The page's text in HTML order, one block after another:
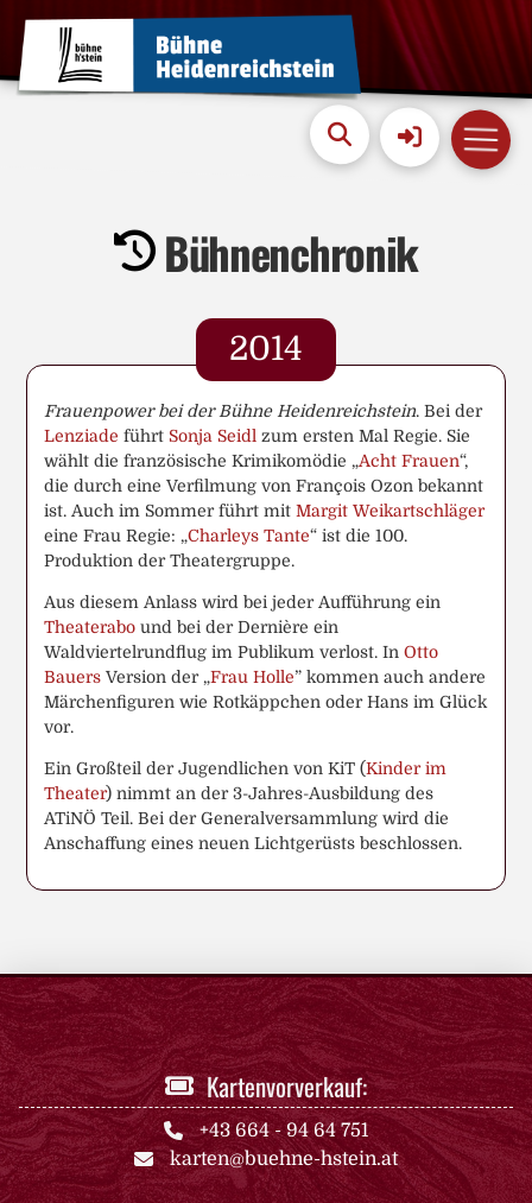
Bühnenchronik
2014
Frauenpower bei der Bühne Heidenreichstein. Bei der
Lenziade führt Sonja Seidl zum ersten Mal Regie. Sie
wählt die französische Krimikomödie „Acht Frauen“,
die durch eine Verfilmung von François Ozon bekannt
ist. Auch im Sommer führt mitMargit Weikartschläger
eine Frau Regie: „Charleys Tante“ ist die 100.
Produktion der Theatergruppe.
Aus diesem Anlass wird bei jeder Aufführung ein
Theaterabo und bei der Dernière ein
Waldviertelrundflug im Publikum verlost. InOtto
Bauers Version der „Frau Holle” kommen auch andere
Märchenfiguren wie Rotkäppchen oder Hans im Glück
vor.
Ein Großteil der Jugendlichen von KiT (Kinder im
Theater) nimmt an der 3-Jahres-Ausbildung des
ATiNÖ Teil. Bei der Generalversammlung wird die
Anschaffung eines neuen Lichtgerüsts beschlossen.
Kartenvorverkauf:
+43 664 - 94 64 751
karten@buehne-hstein.at